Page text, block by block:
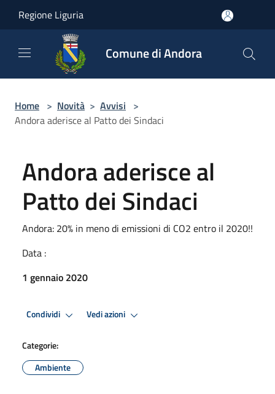
Regione Liguria
Comune di Andora
Home > Novità > Avvisi >
Andora aderisce al Patto dei Sindaci
Andora aderisce al
Patto dei Sindaci
Andora: 20% in meno di emissioni di CO2 entro il 2020!!
Data :
1 gennaio 2020
Condividi Vedi azioni
Categorie:
Ambiente